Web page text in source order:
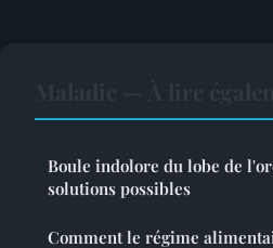
Boule indolore du lobe de
solutions possibles
Comment le régime